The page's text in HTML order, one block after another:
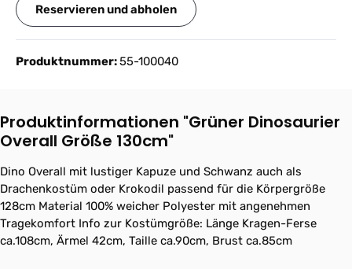
Reservieren und abholen
Produktnummer:55-100040
Produktinformationen "Grüner Dinosaurier
Overall Größe 130cm"
Dino Overall mit lustiger Kapuze und Schwanz auch als
Drachenkostüm oder Krokodil passend für die Körpergröße
128cm Material 100% weicher Polyester mit angenehmen
Tragekomfort Info zur Kostümgröße: Länge Kragen-Ferse
ca.108cm, Ärmel 42cm, Taille ca.90cm, Brust ca.85cm